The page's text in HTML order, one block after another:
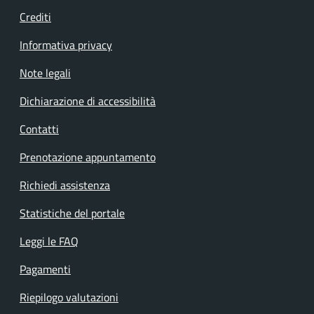
Crediti
Informativa privacy
Note legali
Dichiarazione di accessibilità
Contatti
Prenotazione appuntamento
Richiedi assistenza
Statistiche del portale
Leggi le FAQ
Pagamenti
Riepilogo valutazioni